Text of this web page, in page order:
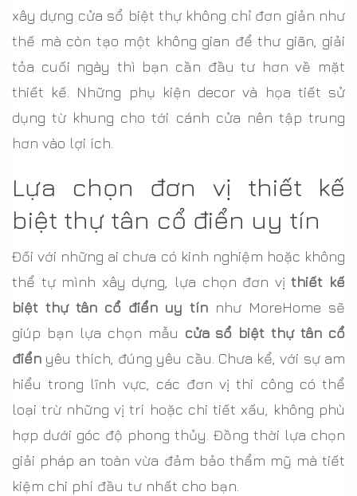
xây dựng cửa sổ biệt thự không chỉ đơn giản như
thế mà còn tạo một không gian để thư giãn, giải
tỏa cuối ngày thì bạn cần đầu tư hơn về mặt
thiết kế. Những phụ kiện decor và họa tiết sử
dụng từ khung cho tới cánh cửa nên tập trung
hơn vào lợi ích.
Lựa chọn đơn vị thiết kế
biệt thự tân cổ điển uy tín
Đối với những ai chưa có kinh nghiệm hoặc không
thể tự mình xây dựng, lựa chọn đơn vịthiết kế
biệt thự tân cổ điển uy tín như MoreHome sẽ
giúp bạn lựa chọn mẫu cửa sổ biệt thự tân cổ
điển yêu thích, đúng yêu cầu. Chưa kể, với sự am
hiểu trong lĩnh vực, các đơn vị thi công có thể
loại trừ những vị trí hoặc chi tiết xấu, không phù
hợp dưới góc độ phong thủy. Đồng thời lựa chọn
giải pháp an toàn vừa đảm bảo thẩm mỹ mà tiết
kiệm chi phí đầu tư nhất cho bạn.